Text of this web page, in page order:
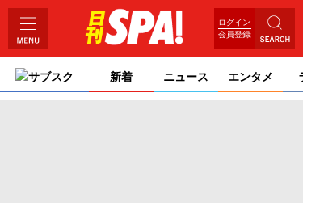
ログイン
会員登録
サブスク 新着 ニュース エンタメ ライ